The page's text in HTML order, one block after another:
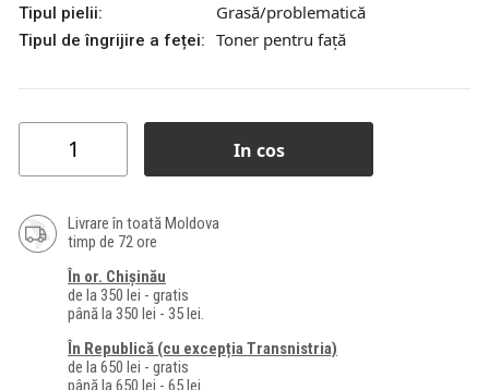
Tipul pielii: Grasă/problematică
Tipul de îngrijire a feței: Toner pentru față
In cos
Livrare în toată Moldova
timp de 72 ore
În or. Chișinău
de la 350 lei - gratis
până la 350 lei - 35 lei.
În Republică (cu excepția Transnistria)
de la 650 lei - gratis
până la 650 lei - 65 lei.